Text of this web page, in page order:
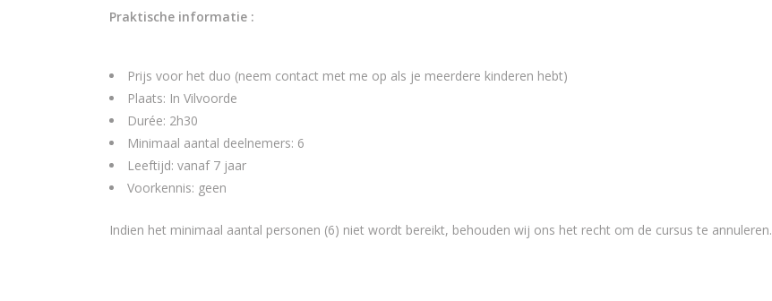
Praktische informatie :
Prijs voor het duo (neem contact met me op als je meerdere kinderen hebt)
Plaats: In Vilvoorde
Durée: 2h30
Minimaal aantal deelnemers: 6
Leeftijd: vanaf 7 jaar
Voorkennis: geen
Indien het minimaal aantal personen (6) niet wordt bereikt, behouden wij ons het recht om de cursus te annuleren.